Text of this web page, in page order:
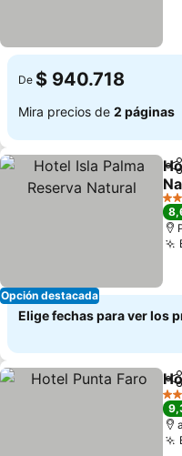
De $ 940.718
Mira precios de 2 páginas
Opción destacada
3
Elige fechas para ver los
4